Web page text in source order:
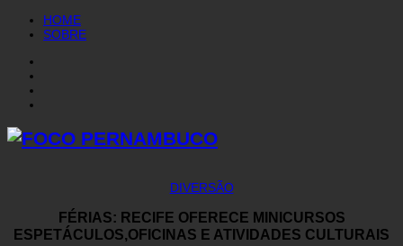
HOME
SOBRE
DIVERSÃO
FÉRIAS: RECIFE OFERECE MINICURSOS
ESPETÁCULOS,OFICINAS E ATIVIDADES CULTURAIS